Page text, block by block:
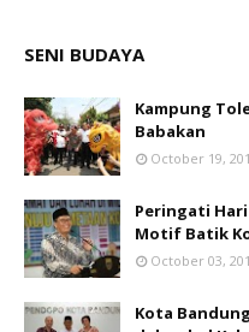
SENI BUDAYA
Kampung
Babakan
October 19,
Peringati
Motif Batik
October 03,
Kota